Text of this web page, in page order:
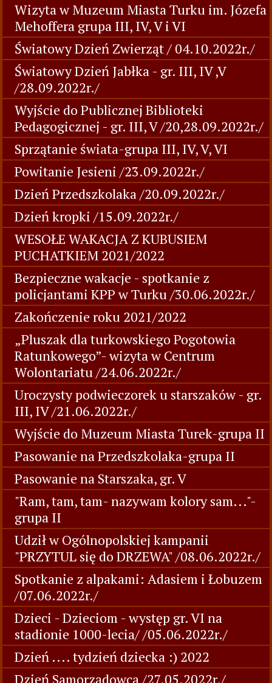
Wizyta w Muzeum Miasta Turku im. Józefa
Mehoffera grupa III, IV, V i VI
Światowy Dzień Zwierząt / 04.10.2022r./
Światowy Dzień Jabłka - gr. III, IV ,V
/28.09.2022r./
Wyjście do Publicznej Biblioteki
Pedagogicznej - gr. III, V /20,28.09.2022r./
Sprzątanie świata-grupa III, IV, V, VI
Powitanie Jesieni /23.09.2022r./
Dzień Przedszkolaka /20.09.2022r./
Dzień kropki /15.09.2022r./
WESOŁE WAKACJA Z KUBUSIEM
PUCHATKIEM 2021/2022
Bezpieczne wakacje - spotkanie z
policjantami KPP w Turku /30.06.2022r./
Zakończenie roku 2021/2022
„Pluszak dla turkowskiego Pogotowia
Ratunkowego”- wizyta w Centrum
Wolontariatu /24.06.2022r./
Uroczysty podwieczorek u starszaków - gr.
III, IV /21.06.2022r./
Wyjście do Muzeum Miasta Turek-grupa II
Pasowanie na Przedszkolaka-grupa II
Pasowanie na Starszaka, gr. V
"Ram, tam, tam- nazywam kolory sam..."-
grupa II
Udził w Ogólnopolskiej kampanii
"PRZYTUL się do DRZEWA" /08.06.2022r./
Spotkanie z alpakami: Adasiem i Łobuzem
/07.06.2022r./
Dzieci - Dzieciom - występ gr. VI na
stadionie 1000-lecia/ /05.06.2022r./
Dzień .... tydzień dziecka :) 2022
Dzień Samorządowca /27.05.2022r./